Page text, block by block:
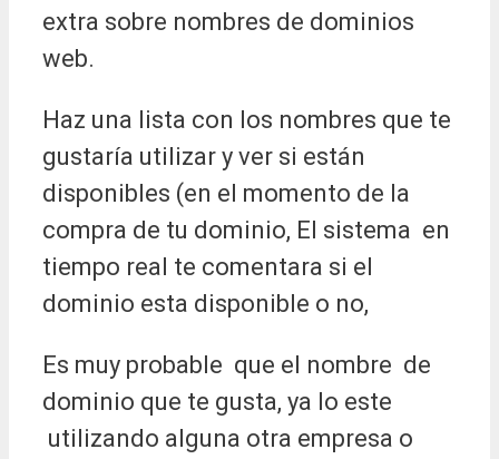
extra sobre nombres de dominios
web.
Haz una lista con los nombres que te
gustaría utilizar y ver si están
disponibles (en el momento de la
compra de tu dominio, El sistema en
tiempo real te comentara si el
dominio esta disponible o no,
Es muy probable que el nombre de
dominio que te gusta, ya lo este
utilizando alguna otra empresa o